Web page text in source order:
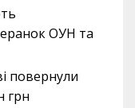
ОУН та
повернули
грн